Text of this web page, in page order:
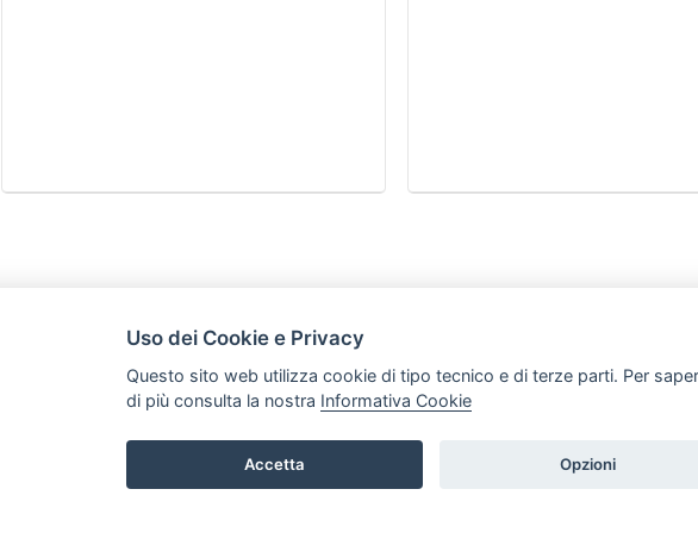
info@legalaiditalia.it P.iva: 03339470605
ARTICOLI
Uso dei Cookie e Privacy
Questo sito web utilizza cookie di tipo tecnico e di terze parti. Per
di più consulta la nostra Informativa Cookie
Accetta Opzioni